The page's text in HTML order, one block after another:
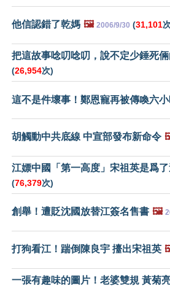
他信認錯了乾媽 🖼️ 2006/9/30 (31,101
把這故事唸叨唸叨，說不定少錘死
(26,954次)
這不是件壞事！鄭恩寵再被傳喚六
胡觸動中共底線 中宣部發布新命令
江嫖中國「第一高度」宋祖英是爲了
(76,379次)
創舉！遭貶沈國放替江簽名售書 🖼️
打狗看江！踹倒陳良宇 擡出宋祖英
一張有趣味的圖片！老婆雙規 黃菊